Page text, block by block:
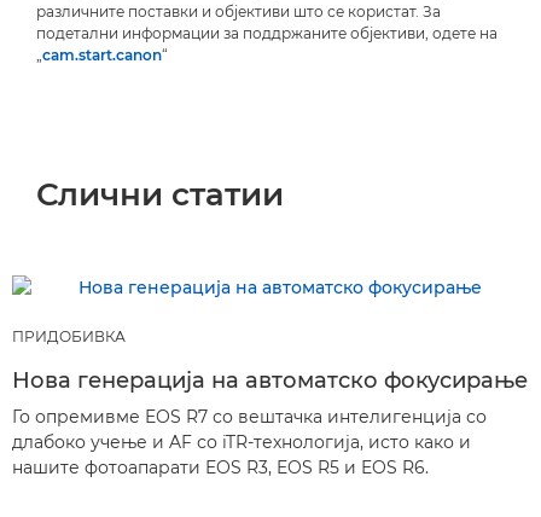
различните поставки и објективи што се користат. За
подетални информации за поддржаните објективи, одете на
cam.start.canon“
Слични статии
ПРИДОБИВКА
Нова генерација на автоматско фокусирање
Го опремивме EOS R7 со вештачка интелигенција со
длабоко учење и AF со iTR-технологија, исто како и
нашите фотоапарати EOS R3, EOS R5 и EOS R6.